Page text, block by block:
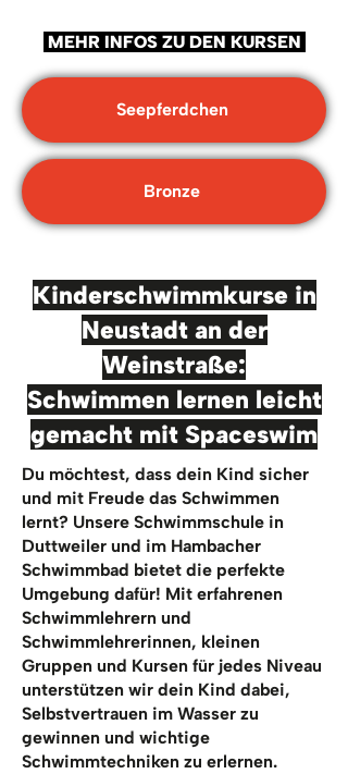
MEHR INFOS ZU DEN KURSEN
Seepferdchen
Bronze
Kinderschwimmkurse in
Neustadt an der
Weinstraße:
Schwimmen lernen leicht
gemacht mit Spaceswim
Du möchtest, dass dein Kind sicher
und mit Freude das Schwimmen
lernt? Unsere Schwimmschule in
Duttweiler und im Hambacher
Schwimmbad bietet die perfekte
Umgebung dafür! Mit erfahrenen
Schwimmlehrern und
Schwimmlehrerinnen, kleinen
Gruppen und Kursen für jedes Niveau
unterstützen wir dein Kind dabei,
Selbstvertrauen im Wasser zu
gewinnen und wichtige
Schwimmtechniken zu erlernen.